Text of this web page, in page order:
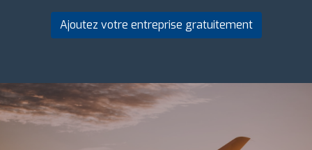
Ajoutez votre entreprise gratuitement